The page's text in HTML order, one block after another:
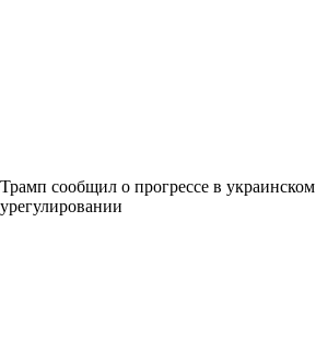
Трамп сообщил о прогрессе в украинском
урегулировании